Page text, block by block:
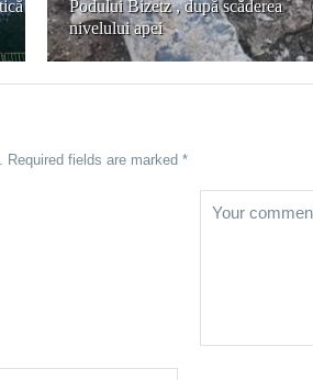
Podului Bizetz , după scăderea
nivelului apei
Required fields are marked *